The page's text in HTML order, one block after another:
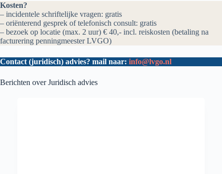
Kosten?
– incidentele schriftelijke vragen: gratis
– oriënterend gesprek of telefonisch consult: gratis
– bezoek op locatie (max. 2 uur) € 40,- incl. reiskosten (betaling na
facturering penningmeester LVGO)
Contact (juridisch) advies? mail naar: info@lvgo.nl
Berichten over Juridisch advies